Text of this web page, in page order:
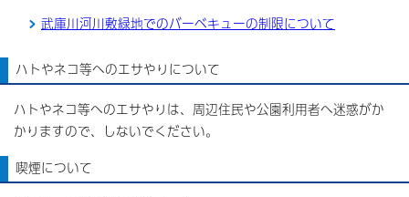
武庫川河川敷緑地でのバーベキューの制限について
ハトやネコ等へのエサやりについて
ハトやネコ等へのエサやりは、周辺住民や公園利用者へ迷惑がか
かりますので、しないでください。
喫煙について